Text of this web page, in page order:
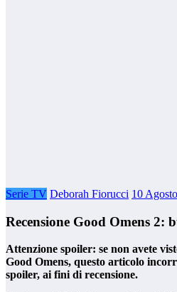
Serie TV Deborah Fiorucci 10
Recensione Good Omens 2:
Attenzione spoiler: se non avete
Good Omens, questo articolo
spoiler, ai fini di recensione.